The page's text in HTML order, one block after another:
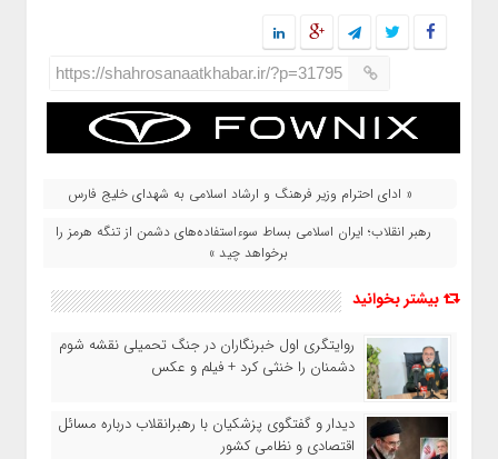
https://shahrosanaatkhabar.ir/?p=31795
« ادای احترام وزیر فرهنگ و ارشاد اسلامی به شهدای خلیج فارس
رهبر انقلاب؛ ایران اسلامی بساط سوءاستفاده‌های دشمن از تنگه هرمز را
برخواهد چید »
بیشتر بخوانید
روایتگری اول خبرنگاران در جنگ تحمیلی نقشه شوم
دشمنان را خنثی کرد + فیلم و عکس
دیدار و گفتگوی پزشکیان با رهبرانقلاب درباره مسائل
اقتصادی و نظامی کشور